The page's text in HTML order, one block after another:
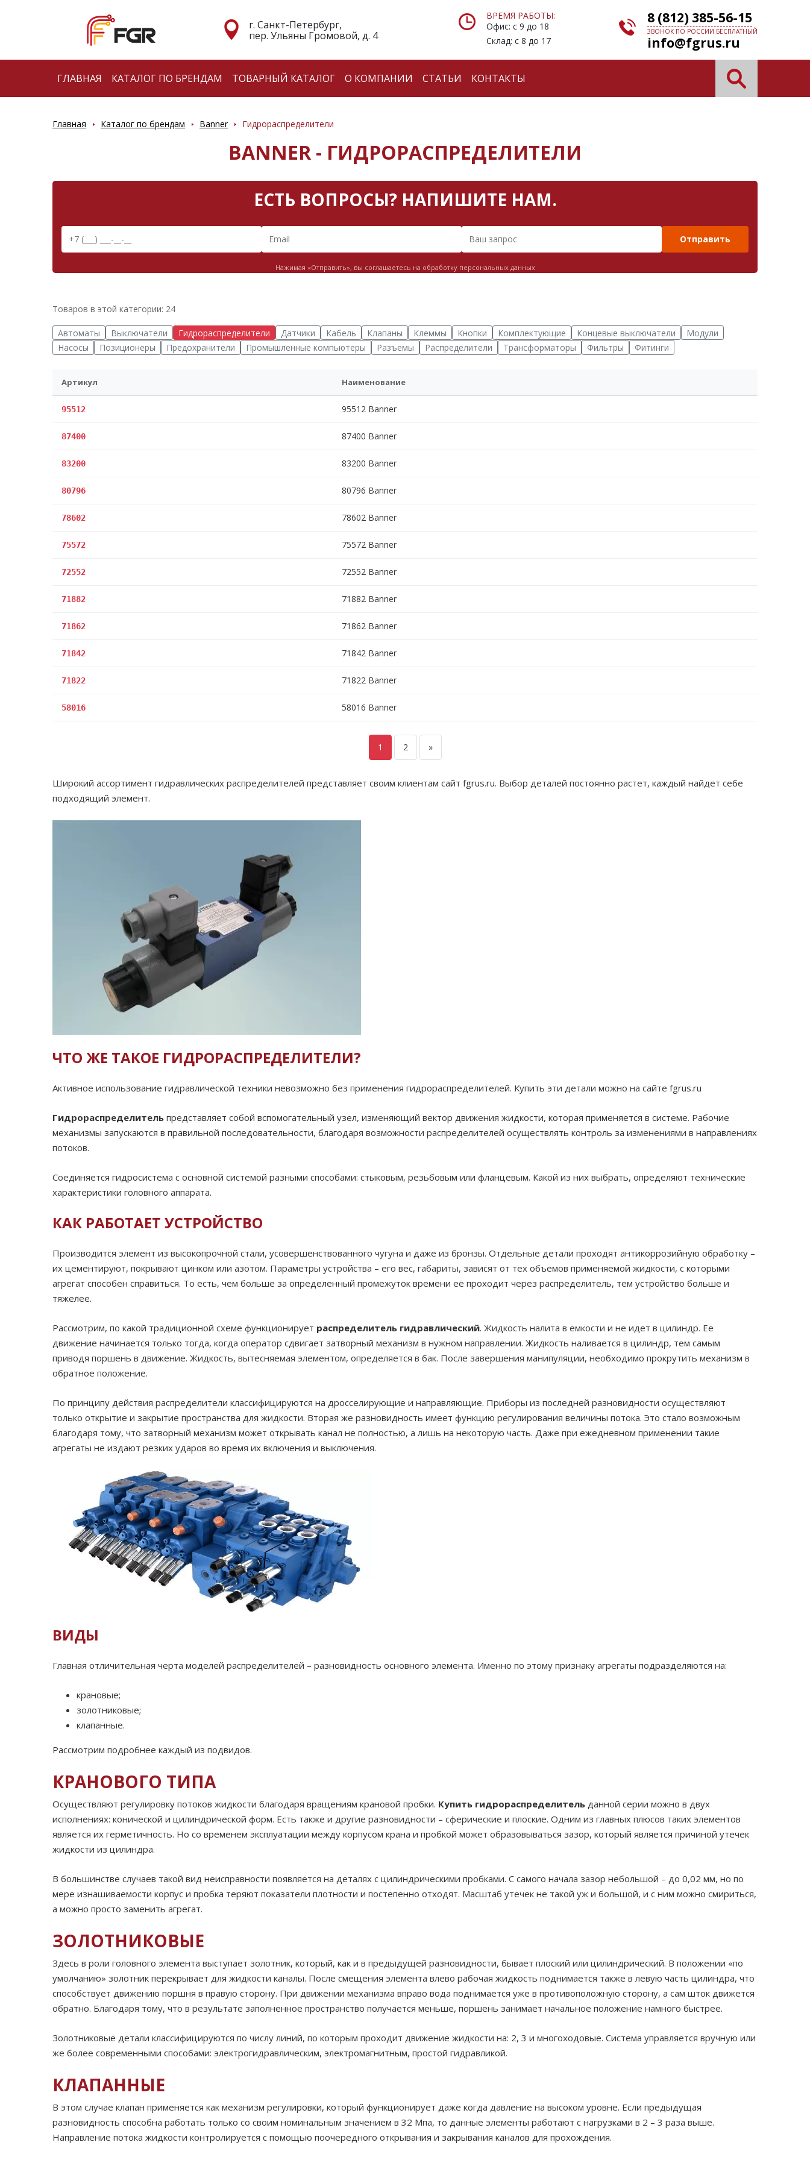
г. Санкт-Петербург,
пер. Ульяны Громовой, д. 4
ВРЕМЯ РАБОТЫ:
Офис: с 9 до 18
Склад: с 8 до 17
8 (812) 385-56-15
ЗВОНОК ПО РОССИИ БЕСПЛАТНЫЙ
info@fgrus.ru
ГЛАВНАЯ КАТАЛОГ ПО БРЕНДАМ ТОВАРНЫЙ КАТАЛОГ О КОМПАНИИ СТАТЬИ КОНТАКТЫ
Главная Каталог по брендам Banner Гидрораспределители
BANNER - ГИДРОРАСПРЕДЕЛИТЕЛИ
ЕСТЬ ВОПРОСЫ? НАПИШИТЕ НАМ.
Отправить
Нажимая «Отправить», вы соглашаетесь на обработку персональных данных
Товаров в этой категории: 24
Автоматы Выключатели Гидрораспределители Датчики Кабель Клапаны Клеммы Кнопки Комплектующие Концевые выключатели
Модули
Насосы
Позиционеры Предохранители Промышленные компьютеры Разъемы Распределители Трансформаторы Фильтры Фитинги
Артикул Наименование
95512 95512 Banner
87400 87400 Banner
83200 83200 Banner
80796 80796 Banner
78602 78602 Banner
75572 75572 Banner
72552 72552 Banner
71882 71882 Banner
71862 71862 Banner
71842 71842 Banner
71822 71822 Banner
58016 58016 Banner
1 2 »
Широкий ассортимент гидравлических распределителей представляет своим клиентам сайт fgrus.ru. Выбор деталей постоянно растет, каждый найдет себе
подходящий элемент.
ЧТО ЖЕ ТАКОЕ ГИДРОРАСПРЕДЕЛИТЕЛИ?
Активное использование гидравлической техники невозможно без применения гидрораспределителей. Купить эти детали можно на сайте fgrus.ru
Гидрораспределитель представляет собой вспомогательный узел, изменяющий вектор движения жидкости, которая применяется в системе. Рабочие
механизмы запускаются в правильной последовательности, благодаря возможности распределителей осуществлять контроль за изменениями в направлениях
потоков.
Соединяется гидросистема с основной системой разными способами: стыковым, резьбовым или фланцевым. Какой из них выбрать, определяют технические
характеристики головного аппарата.
КАК РАБОТАЕТ УСТРОЙСТВО
Производится элемент из высокопрочной стали, усовершенствованного чугуна и даже из бронзы. Отдельные детали проходят антикоррозийную обработку –
их цементируют, покрывают цинком или азотом. Параметры устройства – его вес, габариты, зависят от тех объемов применяемой жидкости, с которыми
агрегат способен справиться. То есть, чем больше за определенный промежуток времени её проходит через распределитель, тем устройство больше и
тяжелее.
Рассмотрим, по какой традиционной схеме функционирует распределитель гидравлический. Жидкость налита в емкости и не идет в цилиндр. Ее
движение начинается только тогда, когда оператор сдвигает затворный механизм в нужном направлении. Жидкость наливается в цилиндр, тем самым
приводя поршень в движение. Жидкость, вытесняемая элементом, определяется в бак. После завершения манипуляции, необходимо прокрутить механизм в
обратное положение.
По принципу действия распределители классифицируются на дросселирующие и направляющие. Приборы из последней разновидности осуществляют
только открытие и закрытие пространства для жидкости. Вторая же разновидность имеет функцию регулирования величины потока. Это стало возможным
благодаря тому, что затворный механизм может открывать канал не полностью, а лишь на некоторую часть. Даже при ежедневном применении такие
агрегаты не издают резких ударов во время их включения и выключения.
ВИДЫ
Главная отличительная черта моделей распределителей – разновидность основного элемента. Именно по этому признаку агрегаты подразделяются на:
крановые;
золотниковые;
клапанные.
Рассмотрим подробнее каждый из подвидов.
КРАНОВОГО ТИПА
Осуществляют регулировку потоков жидкости благодаря вращениям крановой пробки. Купить гидрораспределитель данной серии можно в двух
исполнениях: конической и цилиндрической форм. Есть также и другие разновидности – сферические и плоские. Одним из главных плюсов таких элементов
является их герметичность. Но со временем эксплуатации между корпусом крана и пробкой может образовываться зазор, который является причиной утечек
жидкости из цилиндра.
В большинстве случаев такой вид неисправности появляется на деталях с цилиндрическими пробками. С самого начала зазор небольшой – до 0,02 мм, но по
мере изнашиваемости корпус и пробка теряют показатели плотности и постепенно отходят. Масштаб утечек не такой уж и большой, и с ним можно смириться,
а можно просто заменить агрегат.
ЗОЛОТНИКОВЫЕ
Здесь в роли головного элемента выступает золотник, который, как и в предыдущей разновидности, бывает плоский или цилиндрический. В положении «по
умолчанию» золотник перекрывает для жидкости каналы. После смещения элемента влево рабочая жидкость поднимается также в левую часть цилиндра, что
способствует движению поршня в правую сторону. При движении механизма вправо вода поднимается уже в противоположную сторону, а сам шток движется
обратно. Благодаря тому, что в результате заполненное пространство получается меньше, поршень занимает начальное положение намного быстрее.
Золотниковые детали классифицируются по числу линий, по которым проходит движение жидкости на: 2, 3 и многоходовые. Система управляется вручную или
же более современными способами: электрогидравлическим, электромагнитным, простой гидравликой.
КЛАПАННЫЕ
В этом случае клапан применяется как механизм регулировки, который функционирует даже когда давление на высоком уровне. Если предыдущая
разновидность способна работать только со своим номинальным значением в 32 Мпа, то данные элементы работают с нагрузками в 2 – 3 раза выше.
Направление потока жидкости контролируется с помощью поочередного открывания и закрывания каналов для прохождения.